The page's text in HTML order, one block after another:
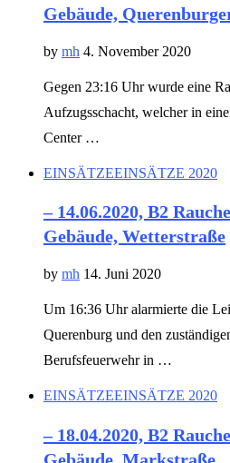
Gebäude,
by mh 4. November 2020
Gegen 23:16 Uhr wurde eine
Aufzugsschacht, welcher in
Center …
EINSÄTZEEINSÄTZE 2020
– 14.06.2020, B2
Gebäude, Wetterstraße
by mh 14. Juni 2020
Um 16:36 Uhr alarmierte die
Querenburg und den
Berufsfeuerwehr in …
EINSÄTZEEINSÄTZE 2020
– 18.04.2020, B2